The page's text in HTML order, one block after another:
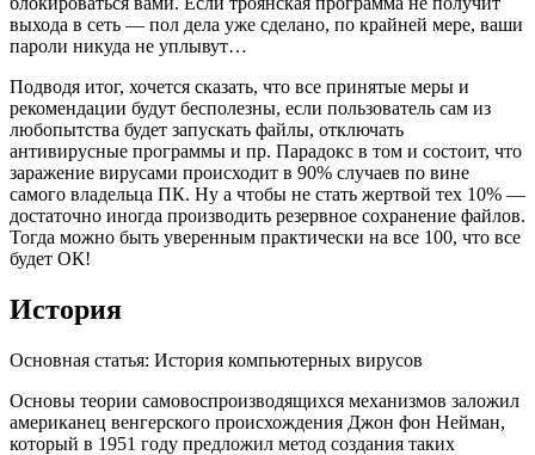
выхода в сеть — пол дела уже сделано, по крайней мере, ваши
пароли никуда не уплывут…
Подводя итог, хочется сказать, что все принятые меры и
рекомендации будут бесполезны, если пользователь сам из
любопытства будет запускать файлы, отключать
антивирусные программы и пр. Парадокс в том и состоит, что
заражение вирусами происходит в 90% случаев по вине
самого владельца ПК. Ну а чтобы не стать жертвой тех 10% —
достаточно иногда производить резервное сохранение файлов.
Тогда можно быть уверенным практически на все 100, что все
будет ОК!
История
Основная статья: История компьютерных вирусов
Основы теории самовоспроизводящихся механизмов заложил
американец венгерского происхождения Джон фон Нейман,
который в 1951 году предложил метод создания таких